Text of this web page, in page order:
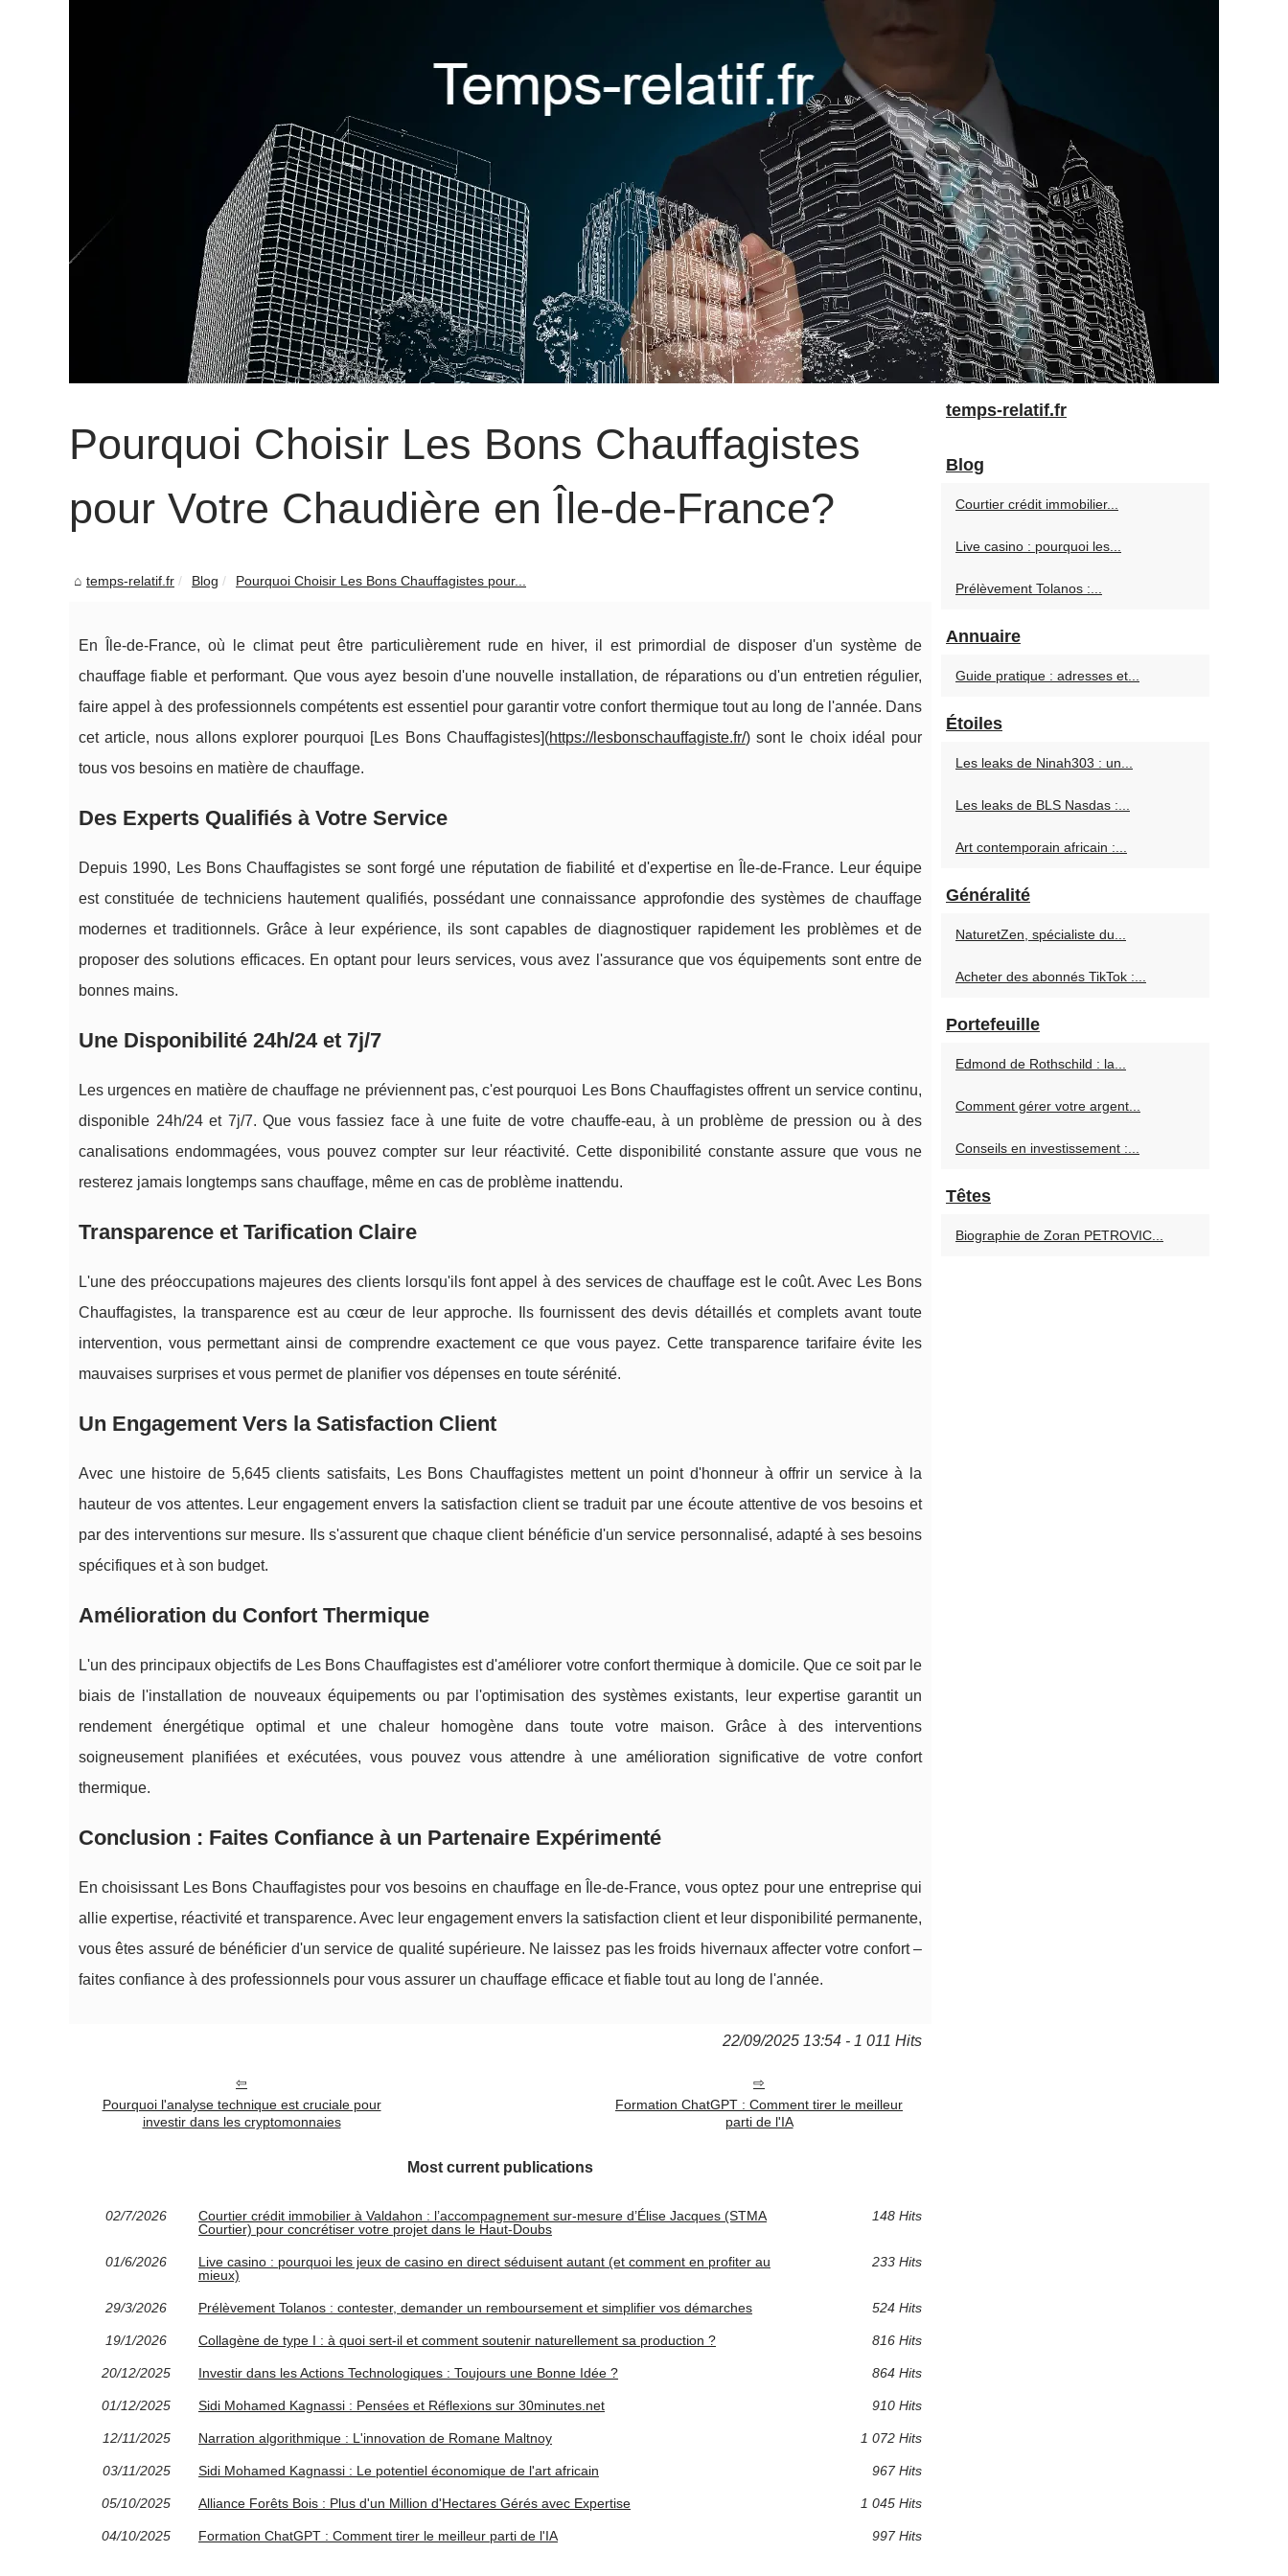
Pourquoi Choisir Les Bons Chauffagistes
pour Votre Chaudière en Île-de-France?
temps-relatif.fr Blog Pourquoi Choisir Les Bons Chauffagistes pour...
En Île-de-France, où le climat peut être particulièrement rude en hiver, il est primordial de disposer d'un système de
chauffage fiable et performant. Que vous ayez besoin d'une nouvelle installation, de réparations ou d'un entretien régulier,
faire appel à des professionnels compétents est essentiel pour garantir votre confort thermique tout au long de l'année. Dans
cet article, nous allons explorer pourquoi [Les Bons Chauffagistes](https://lesbonschauffagiste.fr/) sont le choix idéal pour
tous vos besoins en matière de chauffage.
Des Experts Qualifiés à Votre Service
Depuis 1990, Les Bons Chauffagistes se sont forgé une réputation de fiabilité et d'expertise en Île-de-France. Leur équipe
est constituée de techniciens hautement qualifiés, possédant une connaissance approfondie des systèmes de chauffage
modernes et traditionnels. Grâce à leur expérience, ils sont capables de diagnostiquer rapidement les problèmes et de
proposer des solutions efficaces. En optant pour leurs services, vous avez l'assurance que vos équipements sont entre de
bonnes mains.
Une Disponibilité 24h/24 et 7j/7
Les urgences en matière de chauffage ne préviennent pas, c'est pourquoi Les Bons Chauffagistes offrent un service continu,
disponible 24h/24 et 7j/7. Que vous fassiez face à une fuite de votre chauffe-eau, à un problème de pression ou à des
canalisations endommagées, vous pouvez compter sur leur réactivité. Cette disponibilité constante assure que vous ne
resterez jamais longtemps sans chauffage, même en cas de problème inattendu.
Transparence et Tarification Claire
L'une des préoccupations majeures des clients lorsqu'ils font appel à des services de chauffage est le coût. Avec Les Bons
Chauffagistes, la transparence est au cœur de leur approche. Ils fournissent des devis détaillés et complets avant toute
intervention, vous permettant ainsi de comprendre exactement ce que vous payez. Cette transparence tarifaire évite les
mauvaises surprises et vous permet de planifier vos dépenses en toute sérénité.
Un Engagement Vers la Satisfaction Client
Avec une histoire de 5,645 clients satisfaits, Les Bons Chauffagistes mettent un point d'honneur à offrir un service à la
hauteur de vos attentes. Leur engagement envers la satisfaction client se traduit par une écoute attentive de vos besoins et
par des interventions sur mesure. Ils s'assurent que chaque client bénéficie d'un service personnalisé, adapté à ses besoins
spécifiques et à son budget.
Amélioration du Confort Thermique
L'un des principaux objectifs de Les Bons Chauffagistes est d'améliorer votre confort thermique à domicile. Que ce soit par le
biais de l'installation de nouveaux équipements ou par l'optimisation des systèmes existants, leur expertise garantit un
rendement énergétique optimal et une chaleur homogène dans toute votre maison. Grâce à des interventions
soigneusement planifiées et exécutées, vous pouvez vous attendre à une amélioration significative de votre confort
thermique.
Conclusion : Faites Confiance à un Partenaire Expérimenté
En choisissant Les Bons Chauffagistes pour vos besoins en chauffage en Île-de-France, vous optez pour une entreprise qui
allie expertise, réactivité et transparence. Avec leur engagement envers la satisfaction client et leur disponibilité permanente,
vous êtes assuré de bénéficier d'un service de qualité supérieure. Ne laissez pas les froids hivernaux affecter votre confort –
faites confiance à des professionnels pour vous assurer un chauffage efficace et fiable tout au long de l'année.
22/09/2025 13:54 - 1 011 Hits
Pourquoi l'analyse technique est cruciale pour
investir dans les cryptomonnaies
Formation ChatGPT : Comment tirer le meilleur
parti de l'IA
Most current publications
02/7/2026
Courtier crédit immobilier à Valdahon : l’accompagnement sur-mesure d’Élise Jacques (STMA
Courtier) pour concrétiser votre projet dans le Haut-Doubs
148 Hits
01/6/2026
Live casino : pourquoi les jeux de casino en direct séduisent autant (et comment en profiter au
mieux)
233 Hits
29/3/2026 Prélèvement Tolanos : contester, demander un remboursement et simplifier vos démarches 524 Hits
19/1/2026 Collagène de type I : à quoi sert-il et comment soutenir naturellement sa production ? 816 Hits
20/12/2025 Investir dans les Actions Technologiques : Toujours une Bonne Idée ? 864 Hits
01/12/2025 Sidi Mohamed Kagnassi : Pensées et Réflexions sur 30minutes.net 910 Hits
12/11/2025 Narration algorithmique : L'innovation de Romane Maltnoy 1 072 Hits
03/11/2025 Sidi Mohamed Kagnassi : Le potentiel économique de l'art africain 967 Hits
05/10/2025 Alliance Forêts Bois : Plus d'un Million d'Hectares Gérés avec Expertise 1 045 Hits
04/10/2025 Formation ChatGPT : Comment tirer le meilleur parti de l'IA 997 Hits
temps-relatif.fr
Blog
Courtier crédit immobilier...
Live casino : pourquoi les...
Prélèvement Tolanos :...
Annuaire
Guide pratique : adresses et...
Étoiles
Les leaks de Ninah303 : un...
Les leaks de BLS Nasdas :...
Art contemporain africain :...
Généralité
NaturetZen, spécialiste du...
Acheter des abonnés TikTok :...
Portefeuille
Edmond de Rothschild : la...
Comment gérer votre argent...
Conseils en investissement :...
Têtes
Biographie de Zoran PETROVIC...